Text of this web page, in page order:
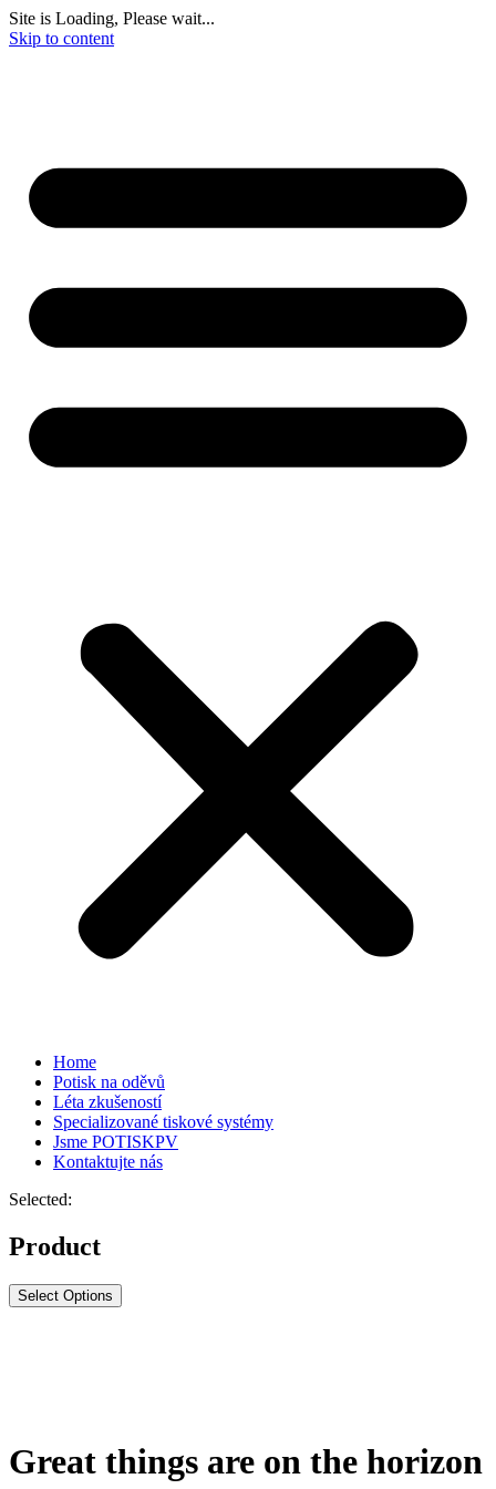
Site is Loading, Please wait...
Skip to content
Home
Potisk na oděvů
Léta zkušeností
Specializované tiskové systémy
Jsme POTISKPV
Kontaktujte nás
Selected:
Product
Select Options
Great things are on the horizon